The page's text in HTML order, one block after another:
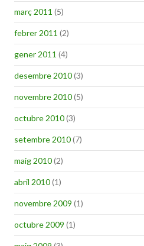
març 2011 (5)
febrer 2011 (2)
gener 2011 (4)
desembre 2010(3)
novembre 2010(5)
octubre 2010(3)
setembre 2010(7)
maig 2010(2)
abril 2010(1)
novembre 2009 (1)
octubre 2009 (1)